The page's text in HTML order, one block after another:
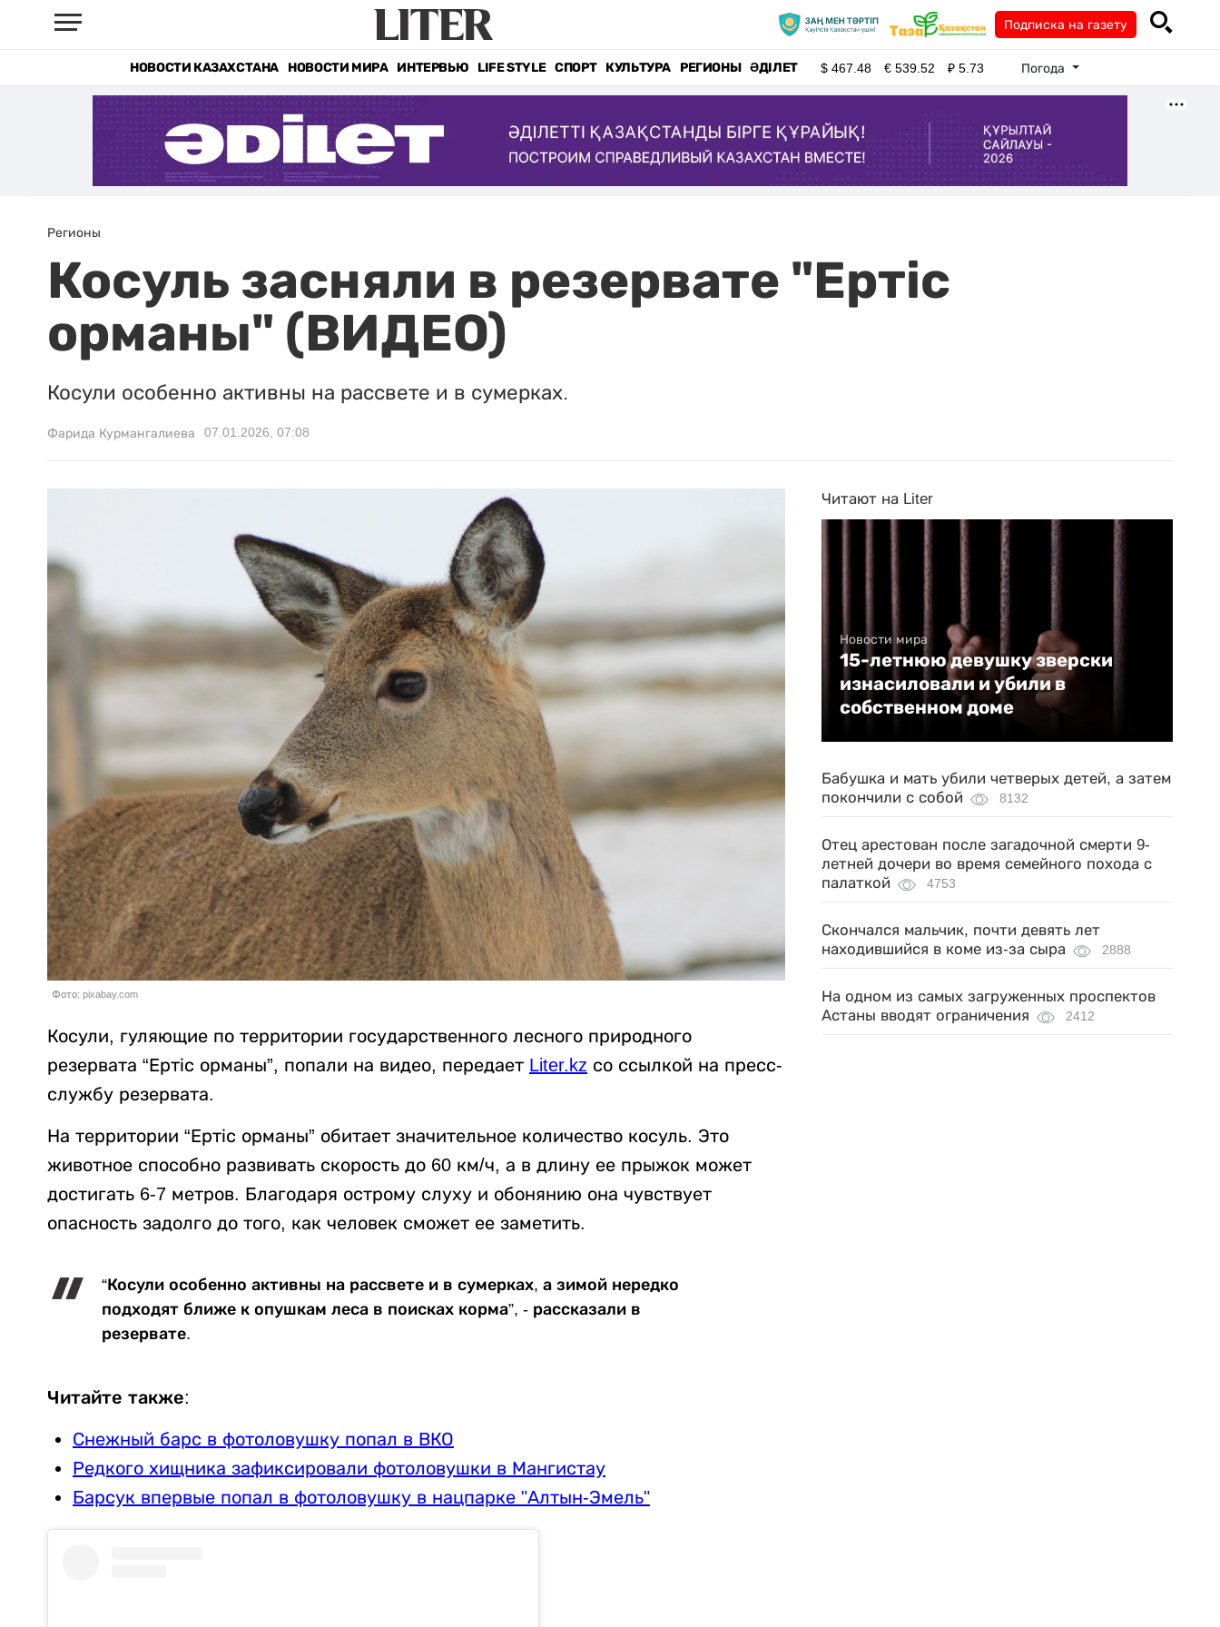
Подписка на газету
НОВОСТИ КАЗАХСТАНА НОВОСТИ МИРА ИНТЕРВЬЮ LIFE STYLE СПОРТ КУЛЬТУРА РЕГИОНЫ ӘДІЛЕТ $467.48 €539.52 ₽5.73 Погода
Регионы
Косуль засняли в резервате "Ертіс
орманы" (ВИДЕО)
Косули особенно активны на рассвете и в сумерках.
Фарида Курмангалиева 07.01.2026, 07:08
Фото: pixabay.com
Косули, гуляющие по территории государственного лесного природного
резервата “Ертіс орманы”, попали на видео, передает Liter.kz со ссылкой на пресс-
службу резервата.
На территории “Ертіс орманы” обитает значительное количество косуль. Это
животное способно развивать скорость до 60 км/ч, а в длину ее прыжок может
достигать 6-7 метров. Благодаря острому слуху и обонянию она чувствует
опасность задолго до того, как человек сможет ее заметить.
“Косули особенно активны на рассвете и в сумерках, а зимой нередко
подходят ближе к опушкам леса в поисках корма”, - рассказали в
резервате.
Читайте также:
Снежный барс в фотоловушку попал в ВКО
Редкого хищника зафиксировали фотоловушки в Мангистау
Барсук впервые попал в фотоловушку в нацпарке "Алтын-Эмель"
Читают на Liter
Новости мира
15-летнюю девушку зверски
изнасиловали и убили в
собственном доме
Бабушка и мать убили четверых детей, а затем
покончили с собой
8132
Отец арестован после загадочной смерти 9-
летней дочери во время семейного похода с
палаткой
4753
Скончался мальчик, почти девять лет
находившийся в коме из-за сыра
2888
На одном из самых загруженных проспектов
Астаны вводят ограничения
2412